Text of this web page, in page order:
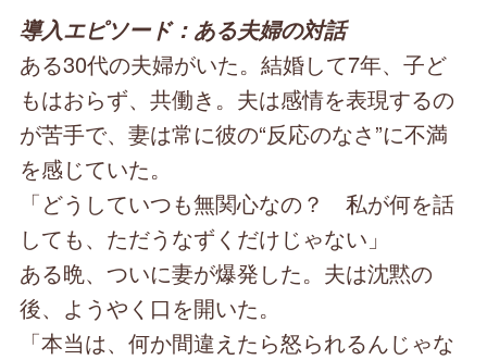
導入エピソード：ある夫婦の対話
ある30代の夫婦がいた。結婚して7年、子ど
もはおらず、共働き。夫は感情を表現するの
が苦手で、妻は常に彼の“反応のなさ”に不満
を感じていた。
「どうしていつも無関心なの？ 私が何を話
しても、ただうなずくだけじゃない」
ある晩、ついに妻が爆発した。夫は沈黙の
後、ようやく口を開いた。
「本当は、何か間違えたら怒られるんじゃな